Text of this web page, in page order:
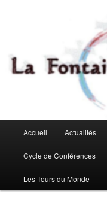
principal
Accueil Actualités
Cycle de Conférences
Les Tours du Monde